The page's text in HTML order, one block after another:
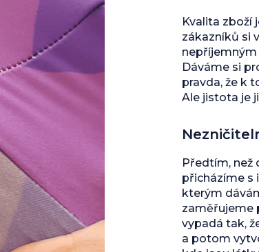
Kvalita zboží
zákazníků si
Dáváme si
pravda, že k
Ale jistota je
Předtím, než
přicházíme s
kterým
zaměřujeme
vypadá tak,
a potom